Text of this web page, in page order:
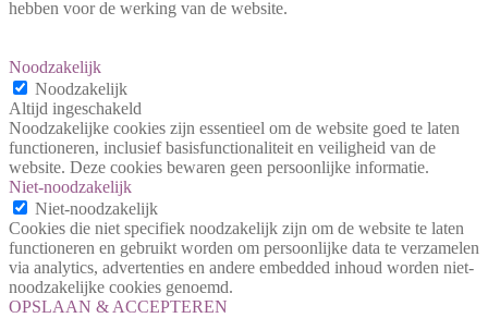
hebben voor de werking van de website.
Noodzakelijk
Noodzakelijk
Altijd ingeschakeld
Noodzakelijke cookies zijn essentieel om de website goed te laten
functioneren, inclusief basisfunctionaliteit en veiligheid van de
website. Deze cookies bewaren geen persoonlijke informatie.
Niet-noodzakelijk
Niet-noodzakelijk
Cookies die niet specifiek noodzakelijk zijn om de website te laten
functioneren en gebruikt worden om persoonlijke data te verzamelen
via analytics, advertenties en andere embedded inhoud worden niet-
noodzakelijke cookies genoemd.
OPSLAAN & ACCEPTEREN